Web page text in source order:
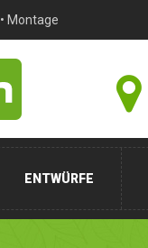
• Montage
ENTWÜRFE